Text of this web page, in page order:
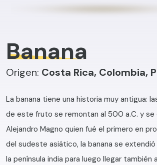
Banana
Origen: Costa Rica, Colombia,
La banana tiene una historia muy antigua:
de este fruto se remontan al 500 a.C. y se
Alejandro Magno quien fué el primero en
del sudeste asiático, la banana se
la península india para luego llegar también